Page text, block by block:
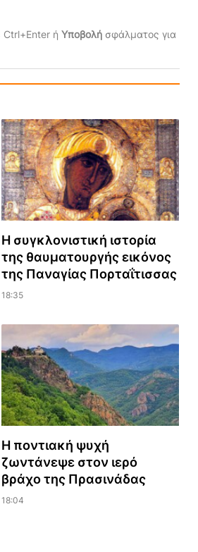
Ctrl+Enter ή Υποβολήσφάλματος για
Η συγκλονιστική ιστορία
της θαυματουργής εικόνος
της Παναγίας Πορταΐτισσας
18:35
Η ποντιακή ψυχή
ζωντάνεψε στον ιερό
βράχο της Πρασινάδας
18:04